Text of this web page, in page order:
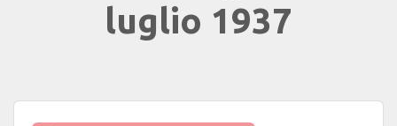
luglio 1937